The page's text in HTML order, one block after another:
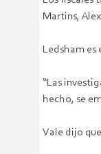
Martins,
Ledsham
“Las
hecho, se
Vale dijo